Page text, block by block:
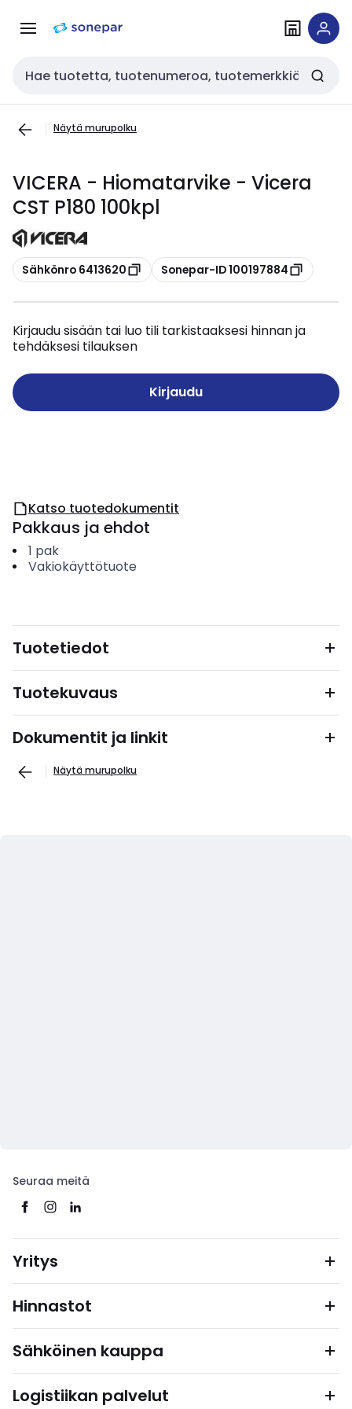
navigointiinsisältöön
Haku
Näytä murupolku
VICERA - Hiomatarvike - Vicera
CST P180 100kpl
Kopioi
Sähkönro 6413620 Kopioi
Sonepar-ID 100197884
Kirjaudu sisään tai luo tili tarkistaaksesi hinnan ja
tehdäksesi tilauksen
Kirjaudu
Katso tuotedokumentit
Pakkaus ja ehdot
1 pak
Vakiokäyttötuote
Tuotetiedot
Tuotekuvaus
Dokumentit ja linkit
Näytä murupolku
Seuraa meitä
Yritys
Hinnastot
Sähköinen kauppa
Logistiikan palvelut